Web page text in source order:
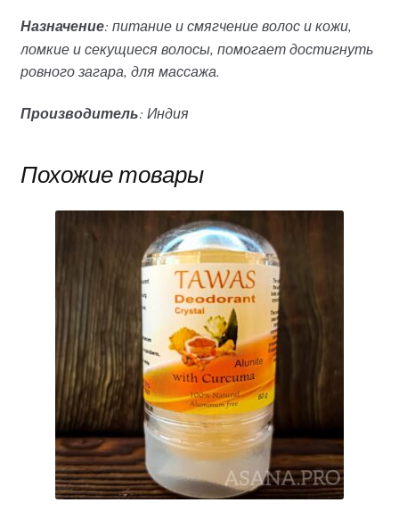
Назначение: питание и смягчение волос и кожи,
ломкие и секущиеся волосы, помогает достигнуть
ровного загара, для массажа.
Производитель: Индия
Похожие товары